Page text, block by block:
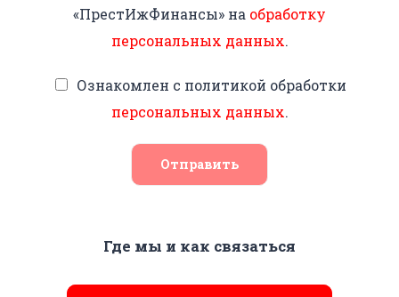
«ПрестИжФинансы» на обработку
персональных данных.
Ознакомлен с политикой обработки
персональных данных.
Отправить
Где мы и как связаться